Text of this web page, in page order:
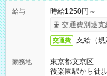
給与
時給1250円～
交通費別途支
交通費 支給（規
勤務地
東京都文京区
後楽園駅から徒